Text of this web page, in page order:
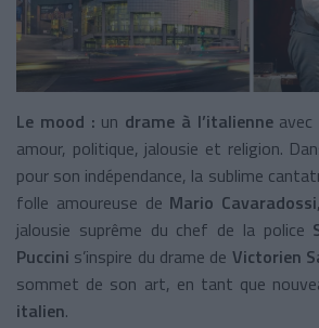
Le mood : un drame à l’italienneavec
amour, politique, jalousie et religion.
pour son indépendance, la sublime
folle amoureuse de Mario Cavaradossi
jalousie suprême du chef de la police
Puccini s’inspire du drame de Victorien
sommet de son art, en tant que
italien.